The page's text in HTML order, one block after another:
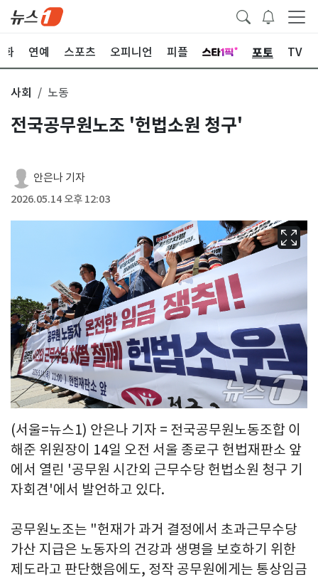
화 연예 스포츠 오피니언 피플 포토 TV
사회 노동
전국공무원노조 '헌법소원 청구'
안은나 기자
2026.05.14 오후 12:03
(서울=뉴스1) 안은나 기자 = 전국공무원노동조합 이
해준 위원장이 14일 오전 서울 종로구 헌법재판소 앞
에서 열린 '공무원 시간외 근무수당 헌법소원 청구 기
자회견'에서 발언하고 있다.
공무원노조는 "헌재가 과거 결정에서 초과근무수당
가산 지급은 노동자의 건강과 생명을 보호하기 위한
제도라고 판단했음에도, 정작 공무원에게는 통상임금